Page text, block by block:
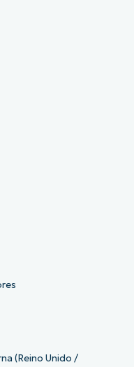
(Reino Unido /